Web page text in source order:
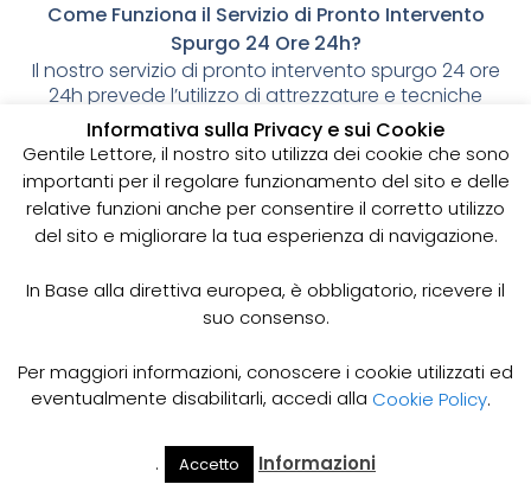
Come Funziona il Servizio di Pronto Intervento
Spurgo 24 Ore 24h?
Il nostro servizio di pronto intervento spurgo 24 ore
24h prevede l’utilizzo di attrezzature e tecniche
specifiche per rimuovere gli ostacoli presenti nelle
tubature e risolvere ogni problema di scarico o
allagamento. Il nostro personale specializzato,
dotato di esperienza e competenza, sarà pronto
ad intervenire in tempi rapidi e con la massima
professionalità per risolvere il problema.
Quando Richiedere il Servizio di Pronto Intervento
Spurgo 24 Ore 24h?
particolarmente indicato in caso di:
Ostruzioni o rallentamenti gravi nelle tubature che
Emergenze in cui è necessario intervenire
immediatamente, come ad esempio in caso di
Cerca Il Mio
Informativa sulla Privacy e sui Cookie
Gentile Lettore, il nostro sito utilizza dei cookie che sono
importanti per il regolare funzionamento del sito e delle
relative funzioni anche per consentire il corretto utilizzo
del sito e migliorare la tua esperienza di navigazione.
In Base alla direttiva europea, è obbligatorio, ricevere il
suo consenso.
Per maggiori informazioni, conoscere i cookie utilizzati ed
eventualmente disabilitarli, accedi alla Cookie Policy.
. Accetto Informazioni